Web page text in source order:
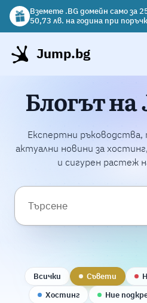
Вземете .BG домейн само за
50,73 лв. на година при
хостинг.
Вземете подарък чаша с
хостинг планове!
Jump.bg
Блогът на
Експертни
актуални новини за
и сигурен растеж
Всички Съвети
Хостинг
Ние